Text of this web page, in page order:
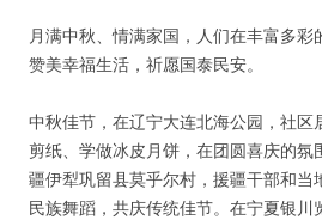
月满中秋、情满家国，人们在丰富多彩
赞美幸福生活，祈愿国泰民安。
中秋佳节，在辽宁大连北海公园，社区
剪纸、学做冰皮月饼，在团圆喜庆的氛
疆伊犁巩留县莫乎尔村，援疆干部和当
民族舞蹈，共庆传统佳节。在宁夏银川